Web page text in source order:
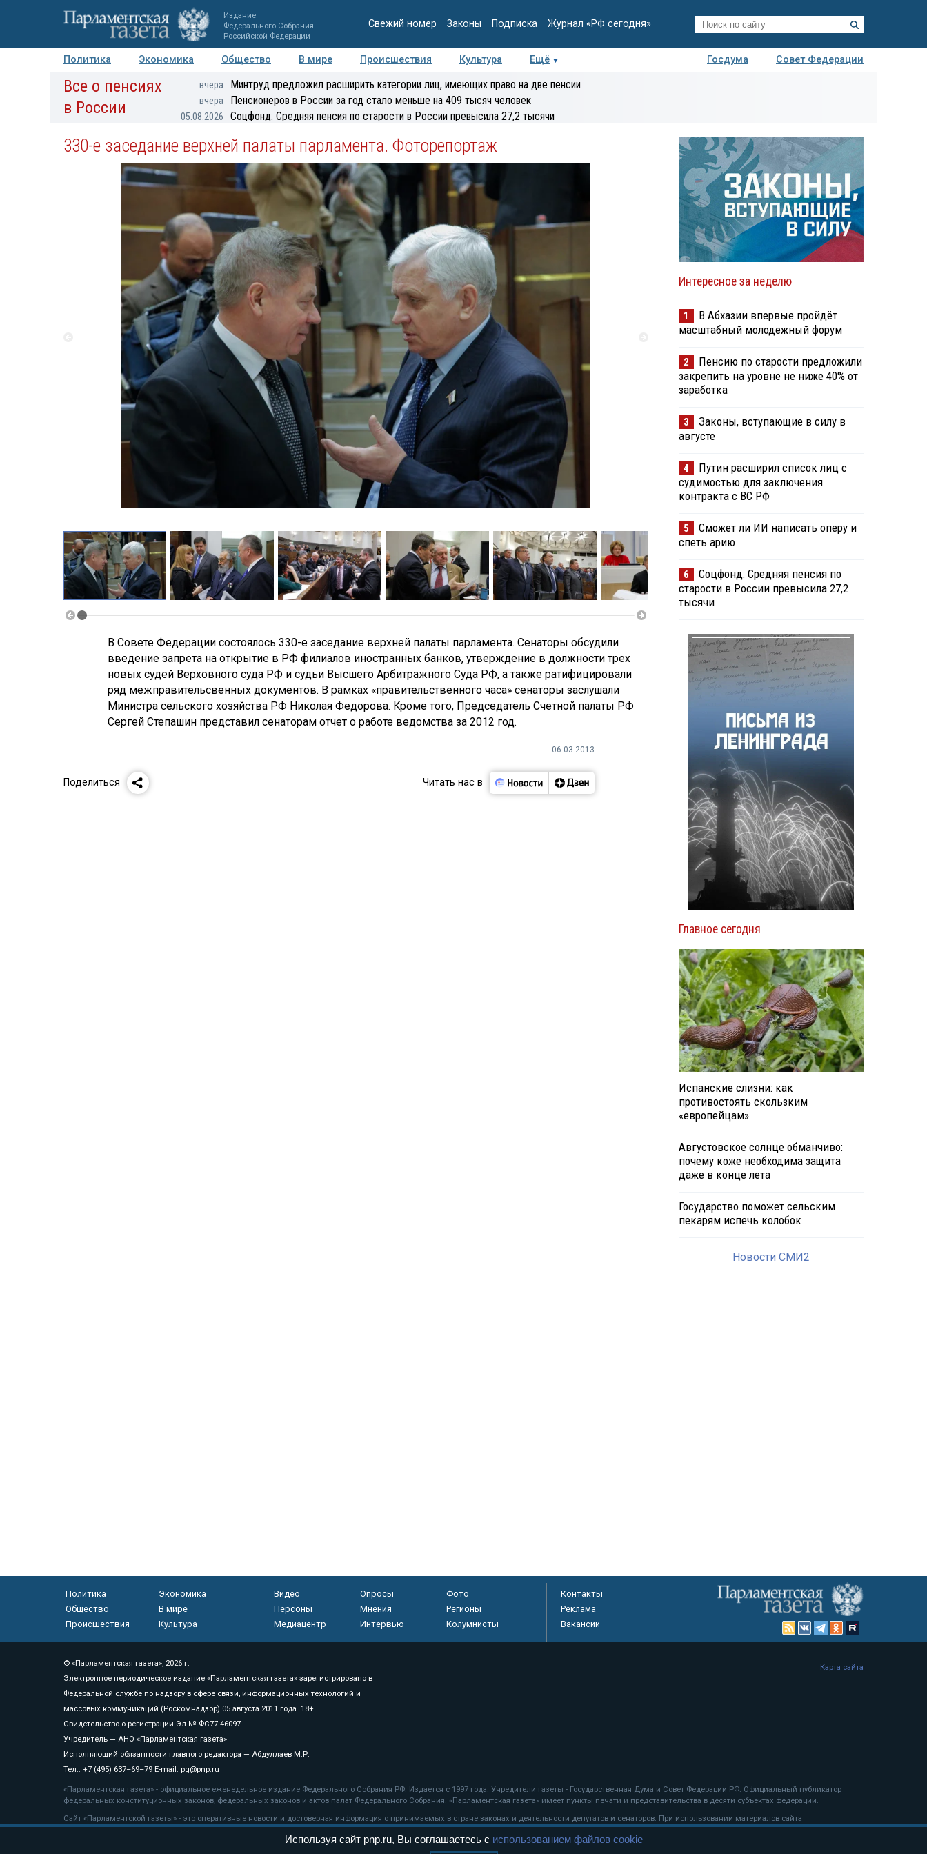
Издание
Федерального Собрания
Российской Федерации
Свежий номер Законы Подписка Журнал «РФ сегодня»
Политика Экономика Общество В мире Происшествия Культура Ещё Госдума
Совет Федерации
Авторы Персоны Мнения Регионы Медиацентр Интервью Колумнисты
Деловая
Все о пенсиях
в России
вчера Минтруд предложил расширить категории лиц, имеющих право на две пенсии
вчера Пенсионеров в России за год стало меньше на 409 тысяч человек
05.08.2026 Соцфонд: Средняя пенсия по старости в России превысила 27,2 тысячи
330-е заседание верхней палаты парламента. Фоторепортаж
В Совете Федерации состоялось 330-е заседание верхней палаты парламента. Сенаторы обсудили
введение запрета на открытие в РФ филиалов иностранных банков, утверждение в должности трех
новых судей Верховного суда РФ и судьи Высшего Арбитражного Суда РФ, а также ратифицировали
ряд межправительсвенных документов. В рамках «правительственного часа» сенаторы заслушали
Министра сельского хозяйства РФ Николая Федорова. Кроме того, Председатель Счетной палаты РФ
Сергей Степашин представил сенаторам отчет о работе ведомства за 2012 год.
06.03.2013
Поделиться Читать нас в
Интересное за неделю
1
В Абхазии впервые пройдёт
масштабный молодёжный форум
2
Пенсию по старости предложили
закрепить на уровне не ниже 40% от
заработка
3
Законы, вступающие в силу в
августе
4
Путин расширил список лиц с
судимостью для заключения
контракта с ВС РФ
5
Сможет ли ИИ написать оперу и
спеть арию
6
Соцфонд: Средняя пенсия по
старости в России превысила 27,2
тысячи
Главное сегодня
Испанские слизни: как
противостоять скользким
«европейцам»
Августовское солнце обманчиво:
почему коже необходима защита
даже в конце лета
Государство поможет сельским
пекарям испечь колобок
Новости СМИ2
Политика
Экономика
Общество
В мире
Происшествия
Культура
Видео Опросы
Фото
Персоны
Мнения
Регионы
Медиацентр
Интервью Колумнисты
Контакты
Реклама
Вакансии
© «Парламентская газета», 2026 г.
Электронное периодическое издание «Парламентская газета» зарегистрировано в
Федеральной службе по надзору в сфере связи, информационных технологий и
массовых коммуникаций (Роскомнадзор) 05 августа 2011 года. 18+
Свидетельство о регистрации Эл № ФС77-46097
Учредитель — АНО «Парламентская газета»
Исполняющий обязанности главного редактора — Абдуллаев М.Р.
Тел.: +7 (495) 637–69–79 E-mail: pg@pnp.ru
«Парламентская газета» - официальное еженедельное издание Федерального Собрания РФ. Издается с 1997 года. Учредители газеты - Государственная Дума и Совет Федерации РФ. Официальный публикатор
федеральных конституционных законов, федеральных законов и актов палат Федерального Собрания. «Парламентская газета» имеет пункты печати и представительства в десяти субъектах федерации.
Сайт «Парламентской газеты» - это оперативные новости и достоверная информация о принимаемых в стране законах и деятельности депутатов и сенаторов. При использовании материалов сайта
«Парламентской газеты» активная ссылка на pnp.ru обязательна.
рекомендательные технологии
Карта сайта
Используя сайт pnp.ru, Вы соглашаетесь с использованием файлов cookie